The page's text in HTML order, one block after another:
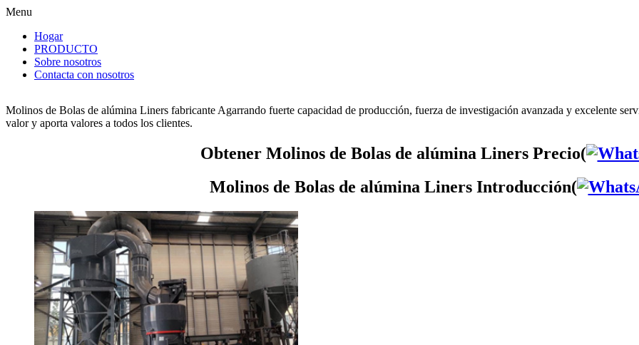
Menu
Hogar
PRODUCTO
Sobre nosotros
Contacta con nosotros
Molinos de Bolas de alúmina Liners fabricante Agarrando fuerte capacidad de producción, fuerza de investigación avanzada y excelente
valor y aporta valores a todos los clientes.
Obtener Molinos de Bolas de alúmina Liners Precio(
Molinos de Bolas de alúmina Liners Introducción(